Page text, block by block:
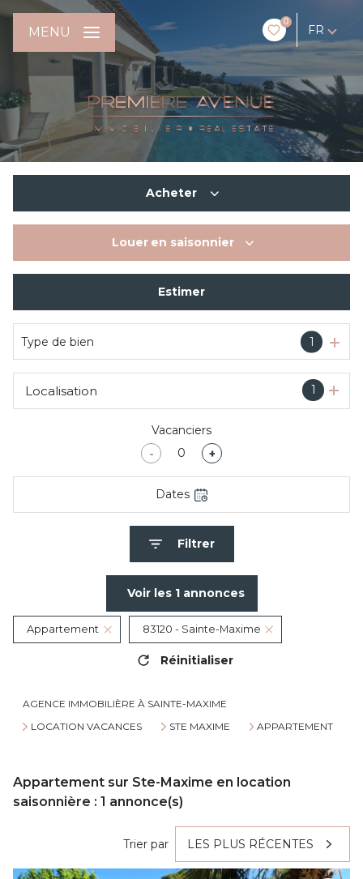
0
FR
MENU
Acheter
Louer en saisonnier
Estimer
Type de bien 1
1
Localisation
Vacanciers
-
+
Dates
Filtrer
Voir les 1annonces
Appartement 83120 - Sainte-Maxime
Réinitialiser
AGENCE IMMOBILIÈRE À SAINTE-MAXIME
LOCATION VACANCES
STE MAXIME APPARTEMENT
Appartement sur Ste-Maxime en location
saisonnière : 1 annonce(s)
Trier par LES PLUS RÉCENTES